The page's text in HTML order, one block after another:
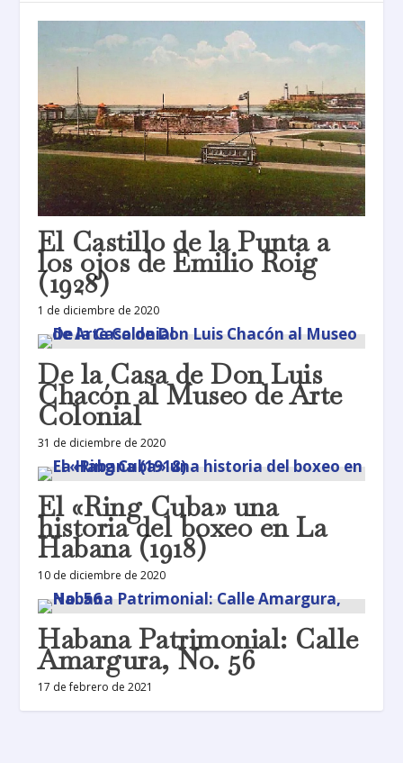
El Castillo de la Punta a
los ojos de Emilio Roig
(1928)
1 de diciembre de 2020
De la Casa de Don Luis
Chacón al Museo de Arte
Colonial
31 de diciembre de 2020
El «Ring Cuba» una
historia del boxeo en La
Habana (1918)
10 de diciembre de 2020
Habana Patrimonial: Calle
Amargura, No. 56
17 de febrero de 2021